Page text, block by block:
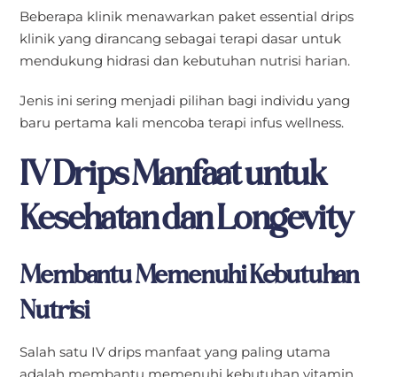
Beberapa klinik menawarkan paket essential drips
klinik yang dirancang sebagai terapi dasar untuk
mendukung hidrasi dan kebutuhan nutrisi harian.
Jenis ini sering menjadi pilihan bagi individu yang
baru pertama kali mencoba terapi infus wellness.
IV Drips Manfaat untuk
Kesehatan dan Longevity
Membantu Memenuhi Kebutuhan
Nutrisi
Salah satu IV drips manfaat yang paling utama